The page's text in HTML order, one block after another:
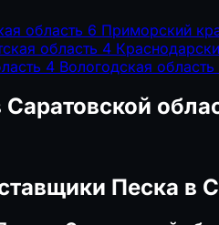
область 6 Приморский
область 4
4 Вологодская область
Песка в